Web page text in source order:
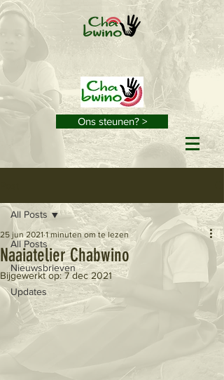
Ons steunen? >
All Posts
Nieuwsbrieven
Updates
All Posts
Naaiatelier Chabwino
25 jun 2021 1 minuten om te lezen
Bijgewerkt op:7 dec 2021